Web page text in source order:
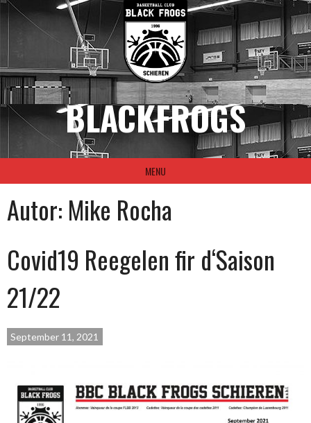
Skip
BLACKFROGS
MENU
Autor: Mike Rocha
Covid19 Reegelen fir d‘Saison
21/22
September 11, 2021